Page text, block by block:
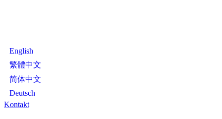
English
繁體中文
简体中文
Deutsch
Kontakt